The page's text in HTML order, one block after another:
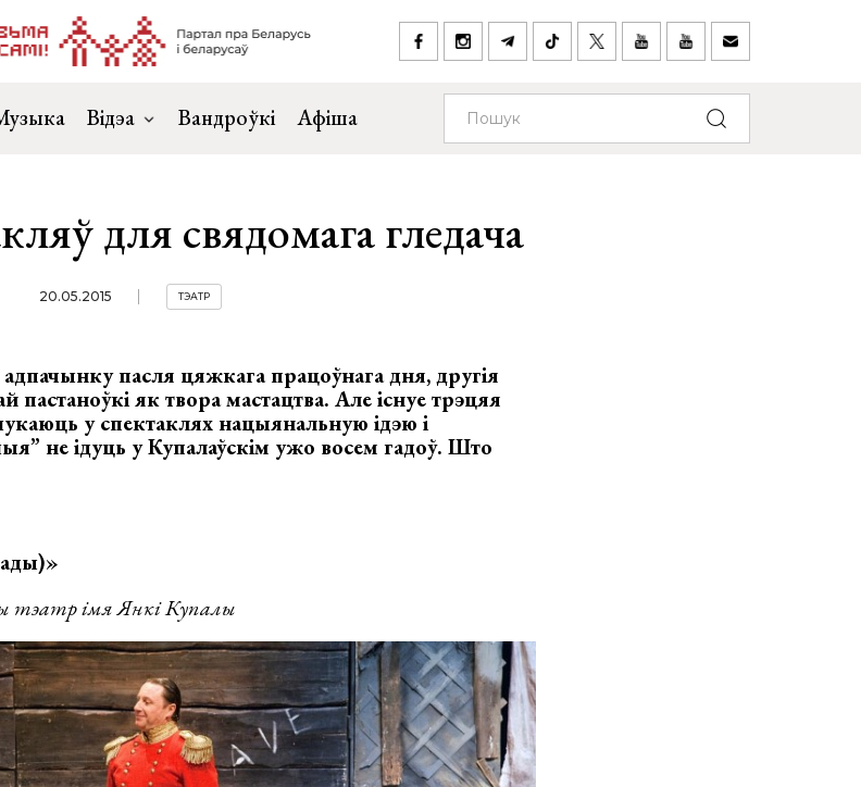
Відэа Вандроўкі Афіша
для свядомага гледача
20.05.2015 ТЭАТР
пасля цяжкага працоўнага дня, другія
пастаноўкі як твора мастацтва. Але існуе трэцяя
у спектаклях нацыянальную ідэю і
не ідуць у Купалаўскім ужо восем гадоў. Што
імя Янкі Купалы